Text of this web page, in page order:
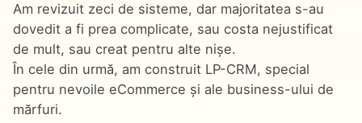
Am revizuit zeci de sisteme, dar majoritatea s-au
dovedit a fi prea complicate, sau costa nejustificat
de mult, sau creat pentru alte nișe.
În cele din urmă, am construit LP-CRM, special
pentru nevoile eCommerce și ale business-ului de
mărfuri.